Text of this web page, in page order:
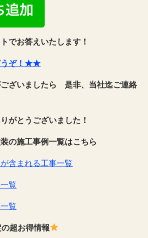
でお答えいたします！
ぞ！★★
ざいましたら 是非、当社迄ご連絡
がとうございました！
の施工事例一覧はこちら
含まれる工事一覧
覧
覧
超お得情報